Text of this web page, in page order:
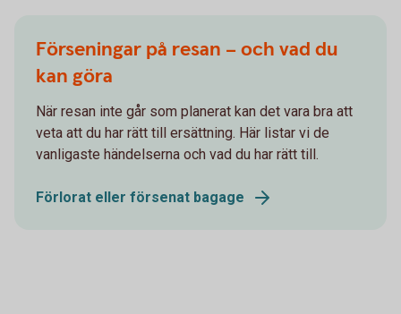
Förseningar på resan – och vad du
kan göra
När resan inte går som planerat kan det vara bra att
veta att du har rätt till ersättning. Här listar vi de
vanligaste händelserna och vad du har rätt till.
Förlorat eller försenat bagage